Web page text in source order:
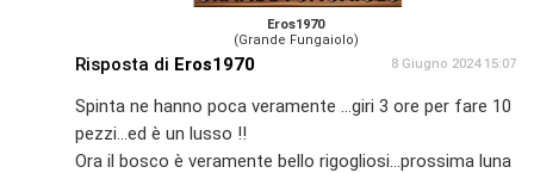
Eros1970
(Grande Fungaiolo)
Risposta di Eros1970 8 Giugno 2024 15:07
Spinta ne hanno poca veramente ...giri 3 ore per fare 10
pezzi...ed è un lusso !!
Ora il bosco è veramente bello rigogliosi...prossima luna